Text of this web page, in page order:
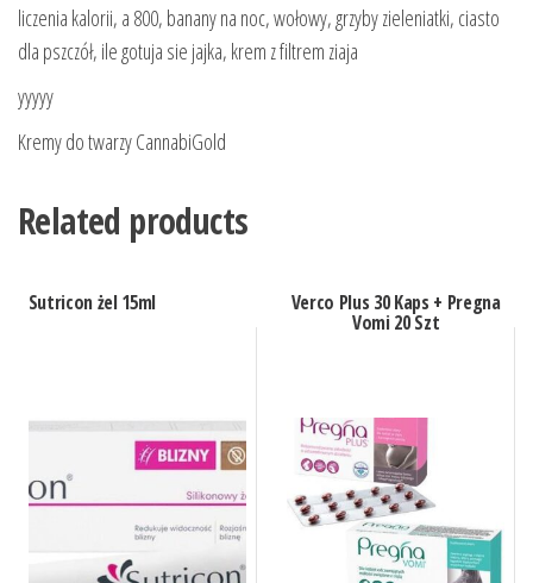
liczenia kalorii, a 800, banany na noc, wołowy, grzyby zieleniatki, ciasto
dla pszczół, ile gotuja sie jajka, krem z filtrem ziaja
yyyyy
Kremy do twarzy CannabiGold
Related products
Sutricon żel 15ml Verco Plus 30 Kaps + Pregna
Vomi 20 Szt